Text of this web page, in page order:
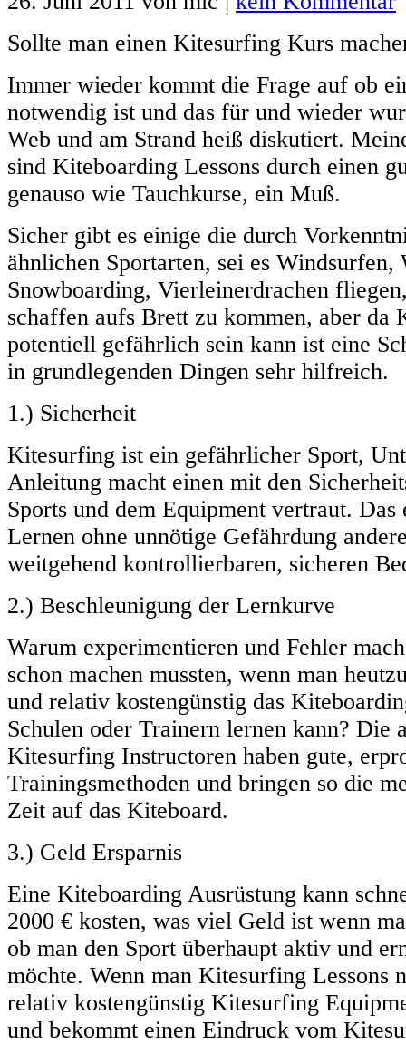
Sollte man einen Kitesurfing Kurs
Immer wieder kommt die Frage auf ob
notwendig ist und das für und wieder
Web und am Strand heiß diskutiert.
sind Kiteboarding Lessons durch einen
genauso wie Tauchkurse, ein Muß.
Sicher gibt es einige die durch
ähnlichen Sportarten, sei es Windsurfen,
Snowboarding, Vierleinerdrachen
schaffen aufs Brett zu kommen, aber da
potentiell gefährlich sein kann ist eine
in grundlegenden Dingen sehr hilfreich.
1.) Sicherheit
Kitesurfing ist ein gefährlicher Sport,
Anleitung macht einen mit den
Sports und dem Equipment vertraut.
Lernen ohne unnötige Gefährdung
weitgehend kontrollierbaren, sicheren
2.) Beschleunigung der Lernkurve
Warum experimentieren und Fehler
schon machen mussten, wenn man
und relativ kostengünstig das
Schulen oder Trainern lernen kann? Die
Kitesurfing Instructoren haben gute,
Trainingsmethoden und bringen so die
Zeit auf das Kiteboard.
3.) Geld Ersparnis
Eine Kiteboarding Ausrüstung kann
2000 € kosten, was viel Geld ist wenn
ob man den Sport überhaupt aktiv und
möchte. Wenn man Kitesurfing Lessons
relativ kostengünstig Kitesurfing
und bekommt einen Eindruck vom